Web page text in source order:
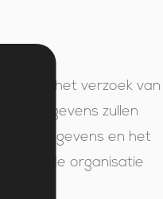
aan het verzoek van
gegevens zullen
en het
aan de organisatie